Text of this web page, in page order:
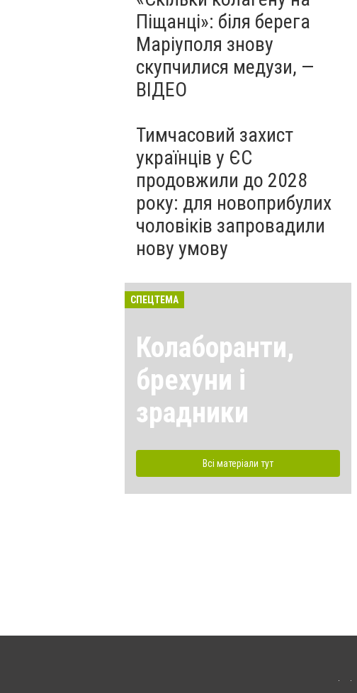
Піщанці»: біля берега
Маріуполя знову
скупчилися медузи, —
ВІДЕО
Тимчасовий захист
українців у ЄС
продовжили до 2028
року: для новоприбулих
чоловіків запровадили
нову умову
СПЕЦТЕМА
Колаборанти,
брехуни і
зрадники
Всі матеріали тут